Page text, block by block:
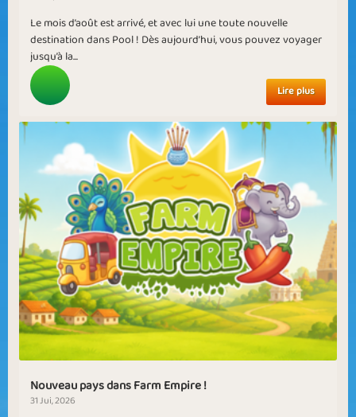
Le mois d’août est arrivé, et avec lui une toute nouvelle
destination dans Pool ! Dès aujourd’hui, vous pouvez voyager
jusqu’à la...
Lire plus
Nouveau pays dans Farm Empire !
31 Jui, 2026